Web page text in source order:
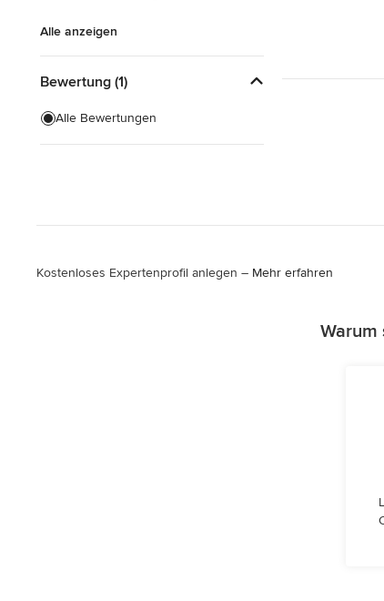
Alle anzeigen
Bewertung (1)
Alle Bewertungen
Kostenloses Expertenprofil anlegen – Mehr erfahren
Warum